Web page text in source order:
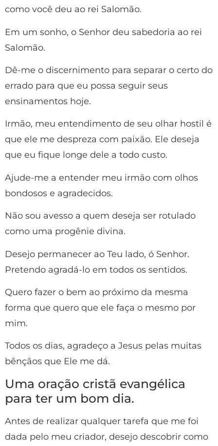
como você deu ao rei Salomão.
Em um sonho, o Senhor deu sabedoria ao rei
Salomão.
Dê-me o discernimento para separar o certo do
errado para que eu possa seguir seus
ensinamentos hoje.
Irmão, meu entendimento de seu olhar hostil é
que ele me despreza com paixão. Ele deseja
que eu fique longe dele a todo custo.
Ajude-me a entender meu irmão com olhos
bondosos e agradecidos.
Não sou avesso a quem deseja ser rotulado
como uma progênie divina.
Desejo permanecer ao Teu lado, ó Senhor.
Pretendo agradá-lo em todos os sentidos.
Quero fazer o bem ao próximo da mesma
forma que quero que ele faça o mesmo por
mim.
Todos os dias, agradeço a Jesus pelas muitas
bênçãos que Ele me dá.
Uma oração cristã evangélica
para ter um bom dia.
Antes de realizar qualquer tarefa que me foi
dada pelo meu criador, desejo descobrir como